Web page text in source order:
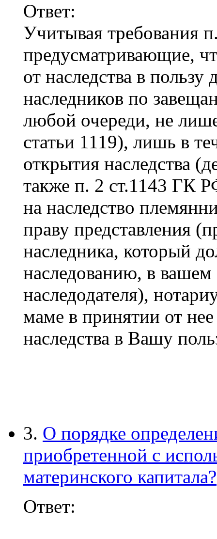
Ответ:
Учитывая требования
предусматривающие,
от наследства в пользу
наследников по
любой очереди, не
статьи 1119), лишь в
открытия наследства
также п. 2 ст.1143 ГК
на наследство
праву представления
наследника, который
наследованию, в вашем
наследодателя),
маме в принятии от нее
наследства в Вашу
3. О порядке
приобретенной с
материнского капитала?
Ответ: